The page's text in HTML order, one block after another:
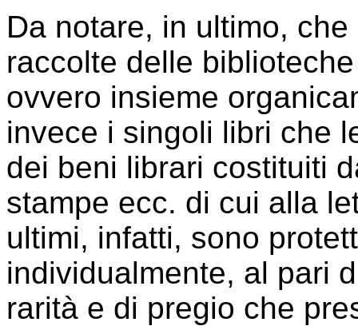
Da notare, in ultimo,
raccolte delle
ovvero insieme
invece i singoli libri che
dei beni librari costituiti
stampe ecc. di cui alla
ultimi, infatti, sono
individualmente, al pari
rarità e di pregio che